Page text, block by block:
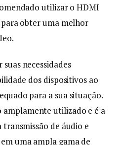
utilizar o HDMI
obter uma melhor
necessidades
dos dispositivos ao
para a sua situação.
amplamente utilizado e é a
de áudio e
uma ampla gama de